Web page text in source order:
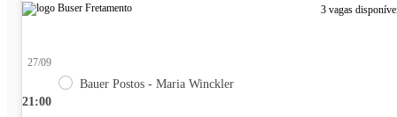
3 vagas
21:00
27/09
Bauer Postos - Maria Winckler